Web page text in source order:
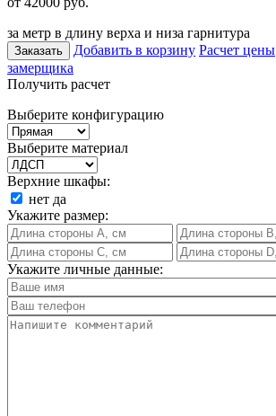
за метр в длину верха и низа гарнитура
Заказать Добавить в корзину Расчет цены
замерщика
Получить расчет
Выберите конфигурацию
Выберите материал
Верхние шкафы:
нет да
Укажите размер:
Укажите личные данные: